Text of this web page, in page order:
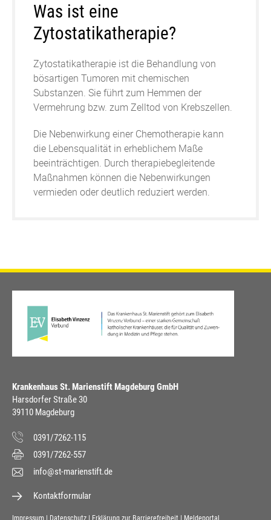
Was ist eine
Zytostatikatherapie?
Zytostatikatherapie ist die Behandlung von
bösartigen Tumoren mit chemischen
Substanzen. Sie führt zum Hemmen der
Vermehrung bzw. zum Zelltod von Krebszellen.
Die Nebenwirkung einer Chemotherapie kann
die Lebensqualität in erheblichem Maße
beeinträchtigen. Durch therapiebegleitende
Maßnahmen können die Nebenwirkungen
vermieden oder deutlich reduziert werden.
Krankenhaus St. Marienstift Magdeburg GmbH
Harsdorfer Straße 30
39110 Magdeburg
0391/7262-115
0391/7262-557
info@st-marienstift.de
Kontaktformular